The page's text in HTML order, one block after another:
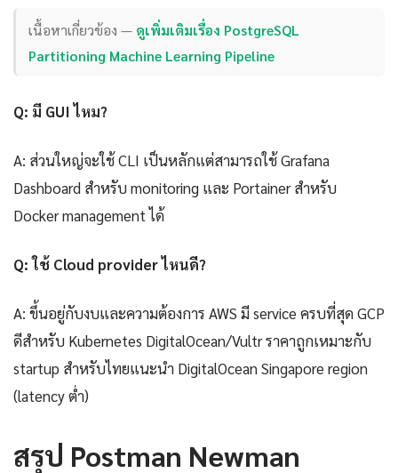
เนื้อหาเกี่ยวข้อง — ดูเพิ่มเติมเรื่อง PostgreSQL
Partitioning Machine Learning Pipeline
Q: มี GUI ไหม?
A: ส่วนใหญ่จะใช้ CLI เป็นหลักแต่สามารถใช้ Grafana
Dashboard สำหรับ monitoring และ Portainer สำหรับ
Docker management ได้
Q: ใช้ Cloud provider ไหนดี?
A: ขึ้นอยู่กับงบและความต้องการ AWS มี service ครบที่สุด GCP
ดีสำหรับ Kubernetes DigitalOcean/Vultr ราคาถูกเหมาะกับ
startup สำหรับไทยแนะนำ DigitalOcean Singapore region
(latency ต่ำ)
สรุป Postman Newman